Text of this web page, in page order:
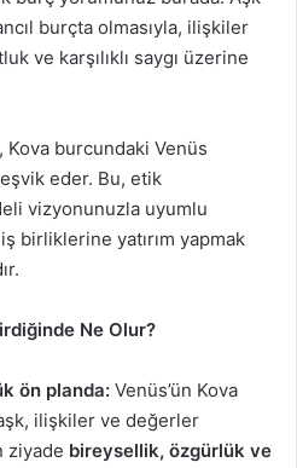
burçta olmasıyla, ilişkiler
ve karşılıklı saygı üzerine
Kova burcundaki Venüs
eder. Bu, etik
vizyonunuzla uyumlu
birliklerine yatırım yapmak
Ne Olur?
ön planda: Venüs’ün Kova
ilişkiler ve değerler
ziyade bireysellik, özgürlük ve